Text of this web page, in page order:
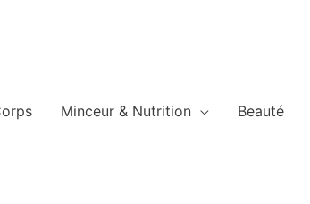
Minceur & Nutrition Beauté